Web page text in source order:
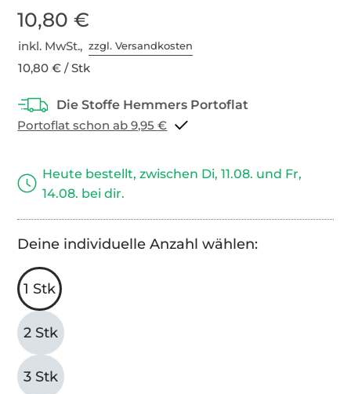
10,80 €
inkl. MwSt.,zzgl. Versandkosten
10,80 € / Stk
Portoflat schon ab 9,95 €
Heute bestellt, zwischen Di, 11.08. und Fr,
14.08. bei dir.
Deine individuelle Anzahl wählen:
1 Stk
2 Stk
3 Stk